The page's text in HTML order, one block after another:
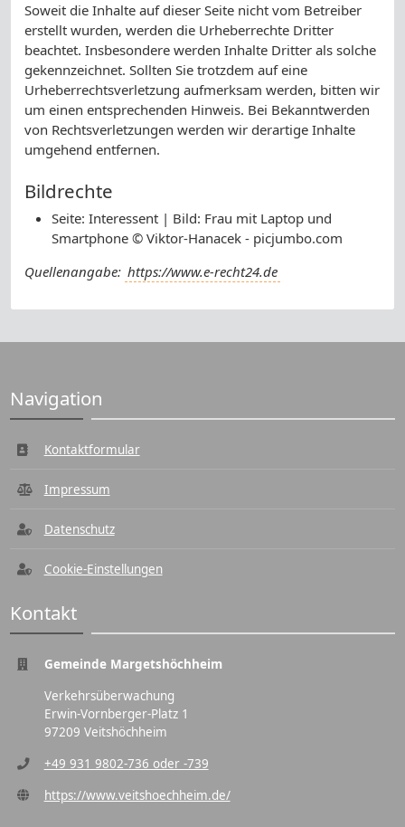
Soweit die Inhalte auf dieser Seite nicht vom Betreiber
erstellt wurden, werden die Urheberrechte Dritter
beachtet. Insbesondere werden Inhalte Dritter als solche
gekennzeichnet. Sollten Sie trotzdem auf eine
Urheberrechtsverletzung aufmerksam werden, bitten wir
um einen entsprechenden Hinweis. Bei Bekanntwerden
von Rechtsverletzungen werden wir derartige Inhalte
umgehend entfernen.
Bildrechte
Seite: Interessent | Bild: Frau mit Laptop und
Smartphone © Viktor-Hanacek - picjumbo.com
Quellenangabe: https://www.e-recht24.de
Navigation
Kontaktformular
Impressum
Datenschutz
Cookie-Einstellungen
Kontakt
Gemeinde Margetshöchheim
Verkehrsüberwachung
Erwin-Vornberger-Platz 1
97209 Veitshöchheim
+49 931 9802-736 oder -739
https://www.veitshoechheim.de/